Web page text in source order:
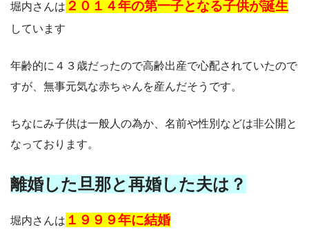
堀内さんは ２０１４年の第一子となる子供が誕生
しています
年齢的に４３歳だったので高齢出産で心配されていたので
すが、無事元気な赤ちゃんを産んだそうです。
ちなにみ子供は一般人の為か、名前や性別などは非公開と
なっております。
離婚した旦那と再婚した夫は？
堀内さんは １９９９年に結婚